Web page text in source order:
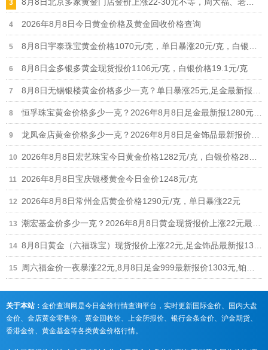
2026年8月8日今日黄金价格及黄金回收价格查询
8月8日金多银多黄金现货报价1106元/克，白银价格19.1元/克
2026年8月8日宝庆银楼黄金今日金价1248元/克
2026年8月8日常州金店黄金价格1290元/克，单日暴涨22元
关于本站： 金价查询网是今日金价行情查询平台，实时更新国际金价、国内大盘
金价、金店黄金零售价、黄金回收价、上金所报价、银行金条金价、沪金期货、
香港金价、黄金基金等各类黄金价格行情。